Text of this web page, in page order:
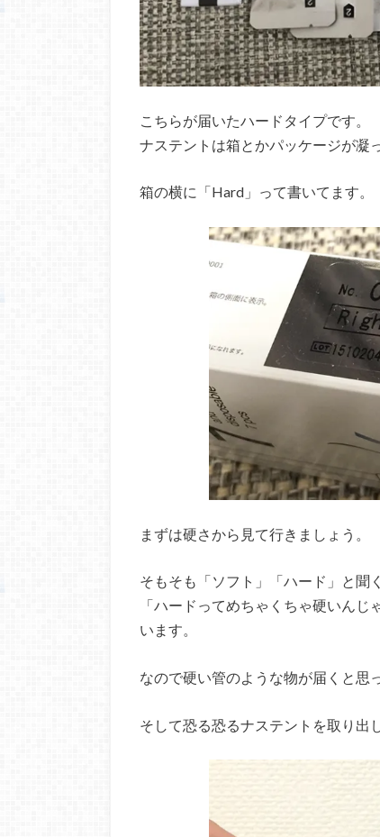
こちらが届いたハードタイプです。
ナステントは箱とかパッケージが凝
箱の横に「Hard」って書いてます。
まずは硬さから見て行きましょう。
そもそも「ソフト」「ハード」と聞
「ハードってめちゃくちゃ硬いん
います。
なので硬い管のような物が届くと思
そして恐る恐るナステントを取り出